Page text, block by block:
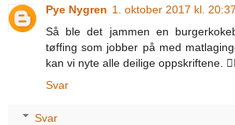
Pye Nygren 1. oktober 2017 kl. 20:37
Så ble det jammen en
tøffing som jobber på med
kan vi nyte alle deilige oppskriftene.
Svar
Svar